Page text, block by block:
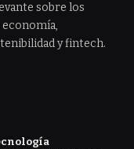
sobre los
y fintech.